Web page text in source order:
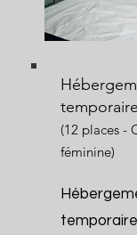
temporaire
(12 places -
féminine)